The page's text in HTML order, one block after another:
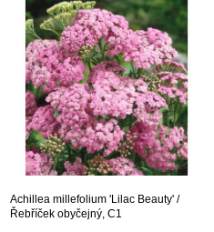
Achillea millefolium 'Lilac Beauty' /
Řebříček obyčejný, C1